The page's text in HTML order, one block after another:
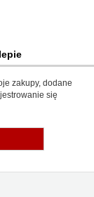
zakupy, dodane
się